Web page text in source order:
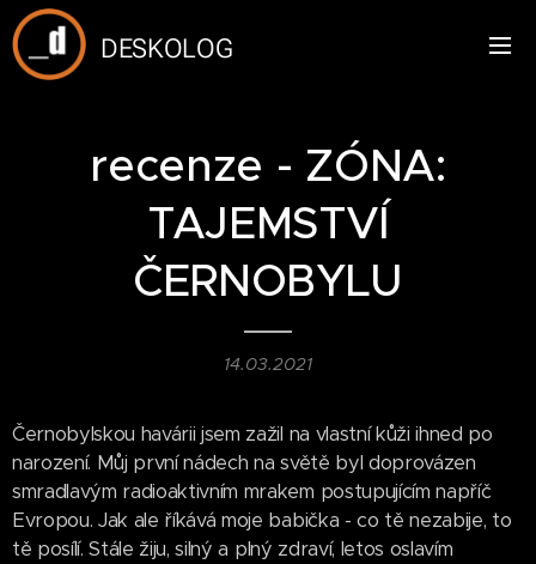
DESKOLOG
recenze - ZÓNA:
TAJEMSTVÍ
ČERNOBYLU
14.03.2021
Černobylskou havárii jsem zažil na vlastní kůži ihned po
narození. Můj první nádech na světě byl doprovázen
smradlavým radioaktivním mrakem postupujícím napříč
Evropou. Jak ale říkává moje babička - co tě nezabije, to
tě posílí. Stále žiju, silný a plný zdraví, letos oslavím